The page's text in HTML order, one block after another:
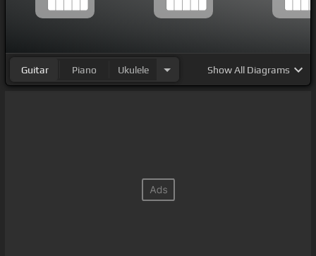
Guitar Piano Ukulele ShowAll Diagrams